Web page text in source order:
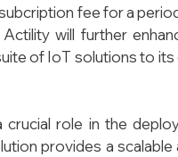
fee for a
will further
of IoT solutions to
role in the
provides a